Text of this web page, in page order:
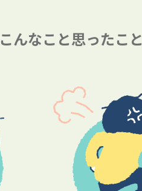
こんなこと思ったこと